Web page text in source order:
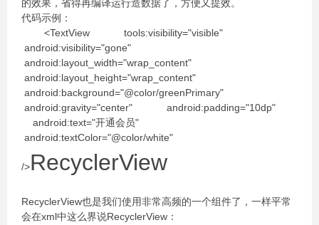
的效果，省得再编译运行造数据了，方便又提效。
代码示例：
<TextView tools:visibility="visible"
android:visibility="gone"
android:layout_width="wrap_content"
android:layout_height="wrap_content"
android:background="@color/greenPrimary"
android:gravity="center" android:padding="10dp"
android:text="开通会员"
android:textColor="@color/white"
/>RecyclerView
RecyclerView也是我们使用非常高频的一个组件了，一样平常
会在xml中这么界说RecyclerView：